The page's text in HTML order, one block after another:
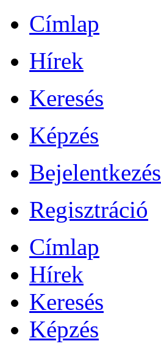
Címlap
Hírek
Keresés
Képzés
Bejelentkezés
Regisztráció
Címlap
Hírek
Keresés
Képzés